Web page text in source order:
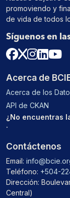
promoviendo y
de vida de todos
Síguenos en
Acerca de
Acerca de los
API de CKAN
¿No encuentras
.
Contáctenos
Email:
Teléfono: +504-
Dirección:
Central)